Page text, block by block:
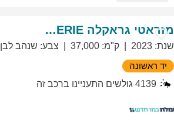
מזראטי גראקלה PRIMASERIE
שנת:
2023 ק"מ:
37,000 צבע: שנהב לבן
יד ראשונה
4139 גולשים התעניינו ברכב זה